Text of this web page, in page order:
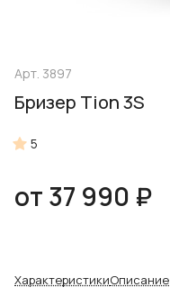
Арт. 3897
Бризер Tion 3S
5
от 37 990 ₽
ХарактеристикиОписание